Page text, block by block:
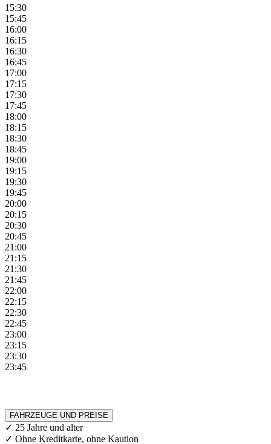
15:30
15:45
16:00
16:15
16:30
16:45
17:00
17:15
17:30
17:45
18:00
18:15
18:30
18:45
19:00
19:15
19:30
19:45
20:00
20:15
20:30
20:45
21:00
21:15
21:30
21:45
22:00
22:15
22:30
22:45
23:00
23:15
23:30
23:45
FAHRZEUGE UND PREISE
✓ 25 Jahre und alter
✓ Ohne Kreditkarte, ohne Kaution